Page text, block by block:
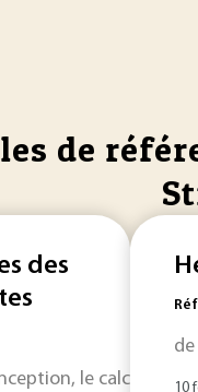
de
des
le calcul des10